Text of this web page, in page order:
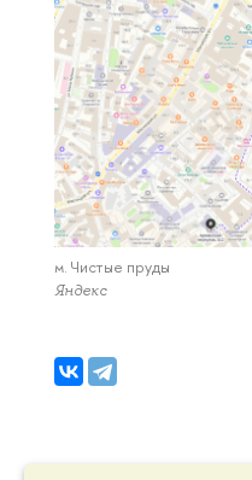
м. Чистые пруды
Яндекс